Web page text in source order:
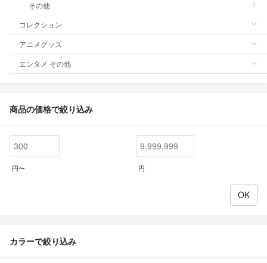
その他
コレクション
アニメグッズ
エンタメ その他
商品の価格で絞り込み
円〜 円
カラーで絞り込み